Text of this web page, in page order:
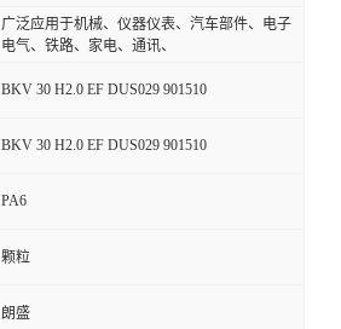
广泛应用于机械、仪器仪表、汽车部件、电子
电气、铁路、家电、通讯、
BKV 30 H2.0 EF DUS029 901510
BKV 30 H2.0 EF DUS029 901510
PA6
颗粒
朗盛